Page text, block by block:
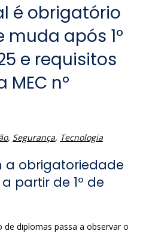
é obrigatório
muda após 1º
e requisitos
nº
, Segurança, Tecnologia
a obrigatoriedade
partir de 1º de
diplomas passa a observar o